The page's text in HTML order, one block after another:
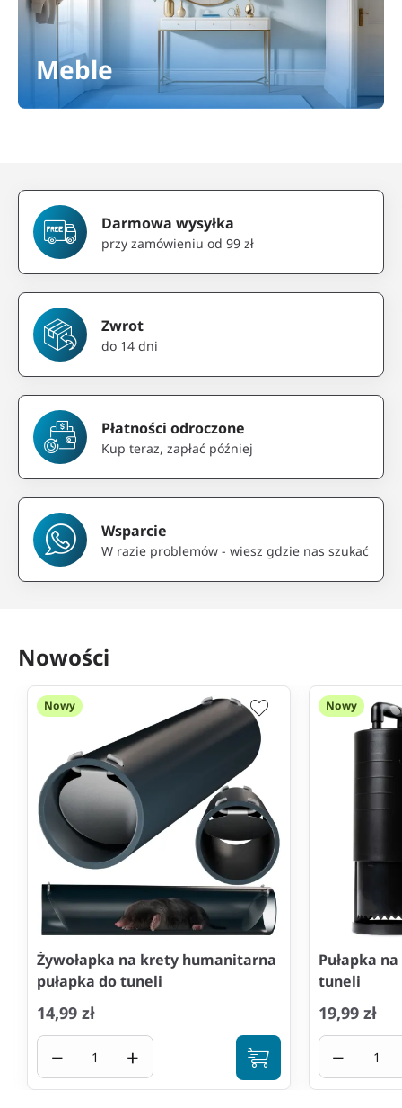
Meble
Darmowa wysyłka
przy zamówieniu od 99 zł
Zwrot
do 14 dni
Płatności odroczone
Kup teraz, zapłać później
Wsparcie
W razie problemów - wiesz gdzie nas szukać
Nowości
Nowy
Żywołapka na krety humanitarna
pułapka do tuneli
14,99 zł
− +
Nowy
Pułapka
tuneli
19,99 zł
−